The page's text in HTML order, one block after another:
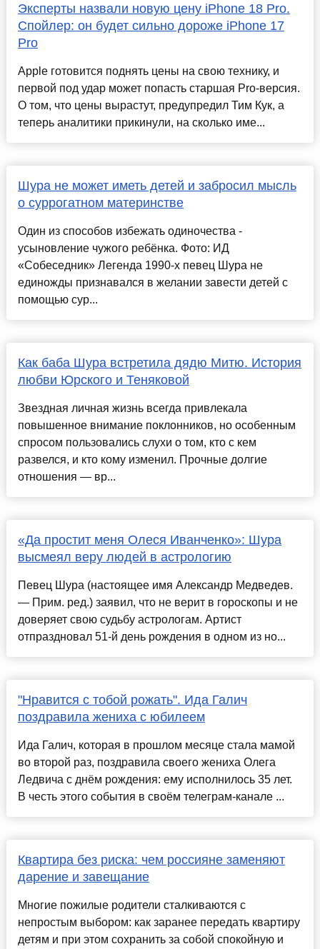
Эксперты назвали новую цену iPhone 18 Pro.
Спойлер: он будет сильно дороже iPhone 17
Pro
Apple готовится поднять цены на свою технику, и
первой под удар может попасть старшая Pro-версия.
О том, что цены вырастут, предупредил Тим Кук, а
теперь аналитики прикинули, на сколько име...
Шура не может иметь детей и забросил мысль
о суррогатном материнстве
Один из способов избежать одиночества -
усыновление чужого ребёнка. Фото: ИД
«Собеседник» Легенда 1990-х певец Шура не
единожды признавался в желании завести детей с
помощью сур...
Как баба Шура встретила дядю Митю. История
любви Юрского и Теняковой
Звездная личная жизнь всегда привлекала
повышенное внимание поклонников, но особенным
спросом пользовались слухи о том, кто с кем
развелся, и кто кому изменил. Прочные долгие
отношения — вр...
«Да простит меня Олеся Иванченко»: Шура
высмеял веру людей в астрологию
Певец Шура (настоящее имя Александр Медведев.
— Прим. ред.) заявил, что не верит в гороскопы и не
доверяет свою судьбу астрологам. Артист
отпраздновал 51-й день рождения в одном из но...
"Нравится с тобой рожать". Ида Галич
поздравила жениха с юбилеем
Ида Галич, которая в прошлом месяце стала мамой
во второй раз, поздравила своего жениха Олега
Ледвича с днём рождения: ему исполнилось 35 лет.
В честь этого события в своём телеграм-канале ...
Квартира без риска: чем россияне заменяют
дарение и завещание
Многие пожилые родители сталкиваются с
непростым выбором: как заранее передать квартиру
детям и при этом сохранить за собой спокойную и